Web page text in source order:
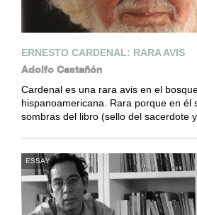
ERNESTO CARDENAL: RARA AVIS
Adolfo Castañón
Cardenal es una rara avis en el
hispanoamericana. Rara porque en él
sombras del libro (sello del sacerdote
ESSAY